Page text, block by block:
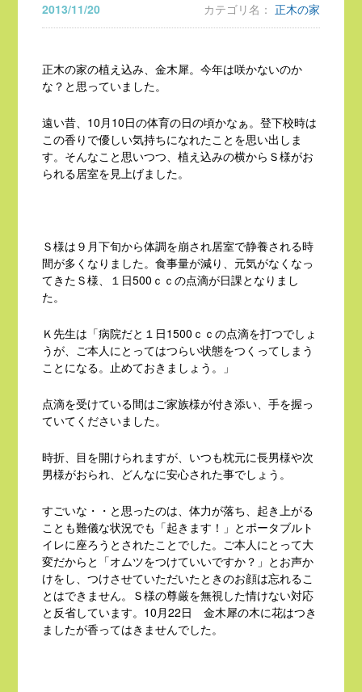
2013/11/20 カテゴリ名： 正木の家
正木の家の植え込み、金木犀。今年は咲かないのか
な？と思っていました。
遠い昔、10月10日の体育の日の頃かなぁ。登下校時は
この香りで優しい気持ちになれたことを思い出しま
す。そんなこと思いつつ、植え込みの横からＳ様がお
られる居室を見上げました。
Ｓ様は９月下旬から体調を崩され居室で静養される時
間が多くなりました。食事量が減り、元気がなくなっ
てきたＳ様、１日500ｃｃの点滴が日課となりまし
た。
Ｋ先生は「病院だと１日1500ｃｃの点滴を打つでしょ
うが、ご本人にとってはつらい状態をつくってしまう
ことになる。止めておきましょう。」
点滴を受けている間はご家族様が付き添い、手を握っ
ていてくださいました。
時折、目を開けられますが、いつも枕元に長男様や次
男様がおられ、どんなに安心された事でしょう。
すごいな・・と思ったのは、体力が落ち、起き上がる
ことも難儀な状況でも「起きます！」とポータブルト
イレに座ろうとされたことでした。ご本人にとって大
変だからと「オムツをつけていいですか？」とお声か
けをし、つけさせていただいたときのお顔は忘れるこ
とはできません。Ｓ様の尊厳を無視した情けない対応
と反省しています。10月22日 金木犀の木に花はつき
ましたが香ってはきませんでした。